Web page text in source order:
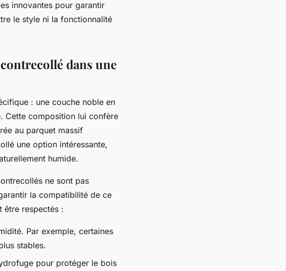
innovantes pour garantir
le style ni la fonctionnalité
dans une
: une couche noble en
Cette composition lui confère
au parquet massif
une option intéressante,
humide.
ne sont pas
la compatibilité de ce
être respectés :
Par exemple, certaines
stables.
pour protéger le bois